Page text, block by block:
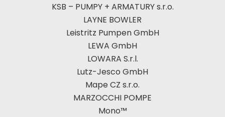
KSB – PUMPY + ARMATURY s.r.o.
LAYNE BOWLER
Leistritz Pumpen GmbH
LEWA GmbH
LOWARA S.r.l.
Lutz-Jesco GmbH
Mape CZ s.r.o.
MARZOCCHI POMPE
Mono™